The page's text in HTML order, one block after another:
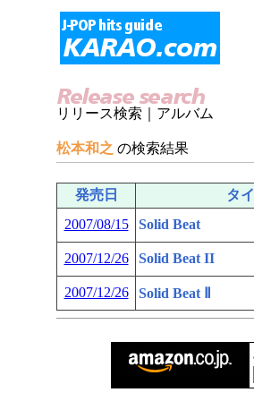
リリース検索｜アルバム
松本和之 の検索結果
発売日 タ
2007/08/15
Solid Beat
2007/12/26 Solid Beat II
2007/12/26 Solid Beat Ⅱ